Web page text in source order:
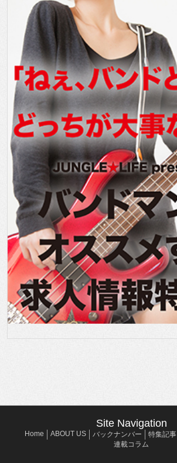
Site Navigation
Home ABOUT US バックナンバー 特集記事
連載コラム